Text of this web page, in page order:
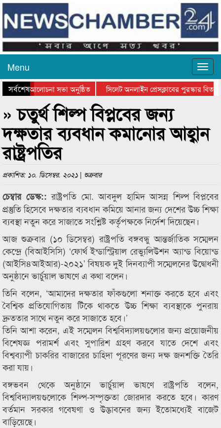
Menu
সর্বশেষআলোচনা সভা অনুষ্ঠিত
সিলেট অনলাইন প্রেসক্লাবের পুরস্কার
সভা ও সম্মাননা প্রদান
কানাইঘাটের কিশোর আহাদের খুনি সায়েমের
» চতুর্থ শিল্প বিপ্লবের জন্য
দক্ষতার ব্যবধান কমানোর আহ্বান
রাষ্ট্রপতির
প্রকাশিত: ১০. ডিসেম্বর. ২০২১ | শুক্রবার
চেম্বার ডেস্ক::রাষ্ট্রপতি মো. আবদুল হামিদ আসন্ন শিল্প বিপ্লবের
প্রস্তুতি হিসেবে দক্ষতার ব্যবধান কমিয়ে আনার জন্য দেশের উচ্চ শিক্ষা
ব্যবস্থা নতুন করে সাজাতে সংশ্লিষ্ট কর্তৃপক্ষকে নির্দেশ দিয়েছেন।
আজ শুক্রবার (১০ ডিসেম্বর) রাষ্ট্রপতি বঙ্গবন্ধু আন্তর্জাতিক সম্মেলন
কেন্দ্রে (বিআইসিসি) ‘ফোর্থ ইন্ডাস্ট্রিয়াল রেভ্যুলিউশন অ্যান্ড বিয়োন্ড
(আইসি৪আইআর)-২০২১’ বিষয়ক দুই দিনব্যাপী সম্মেলনের উদ্বোধনী
অনুষ্ঠানে ভার্চুয়াল ভাষণে এ কথা বলেন।
তিনি বলেন, ‘আমাদের দক্ষতার ফাঁকগুলো শনাক্ত করতে হবে এবং
বৈশ্বিক প্রতিযোগিতায় টিকে থাকতে উচ্চ শিক্ষা ব্যবস্থাকে পুনরায়
দ্রুততার সাথে নতুন করে সাজাতে হবে।’
তিনি আশা করেন, এই সম্মেলন বিশ্ববিদ্যালয়গুলোর জন্য প্রয়োজনীয়
বিশেষজ্ঞ পরামর্শ এবং সুপারিশ গ্রহণ করবে যাতে দেশে এবং
বিশ্বব্যাপী চাকরির বাজারের চাহিদা পূরণের জন্য দক্ষ জনশক্তি তৈরি
করা যায়।
বঙ্গভবন থেকে অনুষ্ঠানে ভার্চুয়াল ভাষণে রাষ্ট্রপতি বলেন,
বিশ্ববিদ্যালয়গুলোকে শিল্প-সম্পৃক্ততা জোরদার করতে হবে। কারণ
বর্তমান সরকার গবেষণা ও উদ্ভাবনের জন্য ইতোমধ্যেই বাজেট
বাড়িয়েছে।